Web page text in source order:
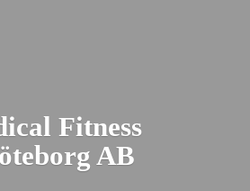
Fitness
teborg AB